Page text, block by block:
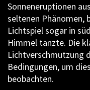
Sonneneruptionen
seltenen Phänomen,
Lichtspiel sogar in
Himmel tanzte. Die
Lichtverschmutzung
Bedingungen, um
beobachten.